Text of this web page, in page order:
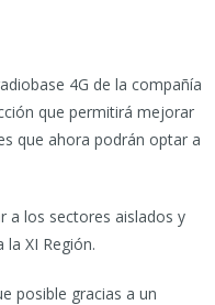
4G de la compañía
que permitirá mejorar
que ahora podrán optar a
a los sectores aislados y
XI Región.
posible gracias a un